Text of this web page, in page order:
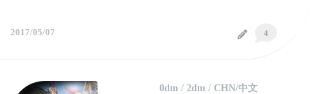
4
2017/05/07
0dm / 2dm / CHN/中文